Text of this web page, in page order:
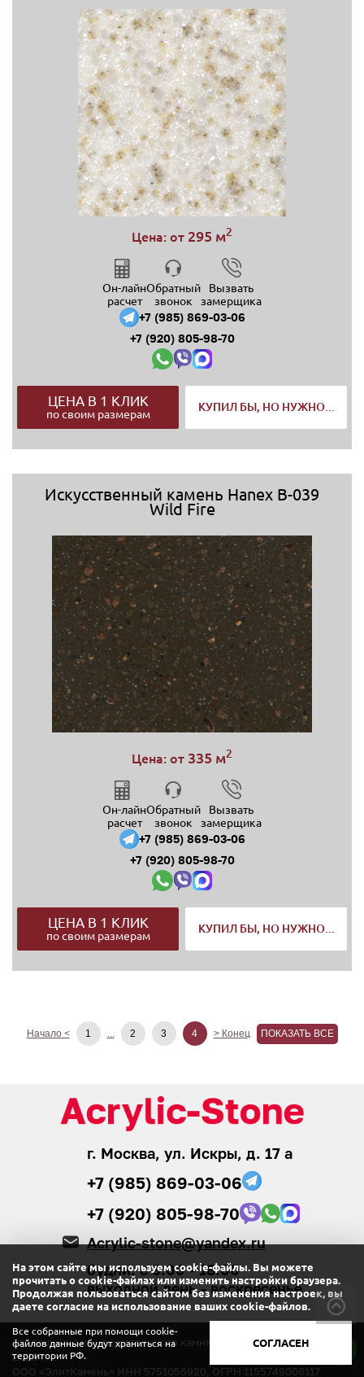
Цена: от 295 м2
Он-лайн
расчет
Обратный
звонок
Вызвать
замерщика
+7 (985) 869-03-06
+7 (920) 805-98-70
ЦЕНА В 1 КЛИК
по своим размерам
КУПИЛ БЫ, НО НУЖНО...
Искусственный камень Hanex B-039
Wild Fire
Цена: от 335 м2
Он-лайн
расчет
Обратный
звонок
Вызвать
замерщика
+7 (985) 869-03-06
+7 (920) 805-98-70
ЦЕНА В 1 КЛИК
по своим размерам
КУПИЛ БЫ, НО НУЖНО...
Начало < 1 2 3 4 > Конец ПОКАЗАТЬ ВСЕ
г. Москва, ул. Искры, д. 17 а
+7 (985) 869-03-06
+7 (920) 805-98-70
Acrylic-stone@yandex.ru
будни: с 9.00 - 18.00
выходной день - воскресенье
Столешница из искусственного камня «Acrylic-stone» © 2008-
2026г.
ООО «ЭлитКамень» ИНН 5751056920, ОГРН 1155749008117
На этом сайте мы используем cookie-файлы. Вы можете
прочитать о cookie-файлах или изменить настройки браузера.
Продолжая пользоваться сайтом без изменения настроек, вы
даете согласие на использование ваших cookie-файлов.
Все собранные при помощи cookie-
файлов данные будут храниться на
территории РФ.
СОГЛАСЕН